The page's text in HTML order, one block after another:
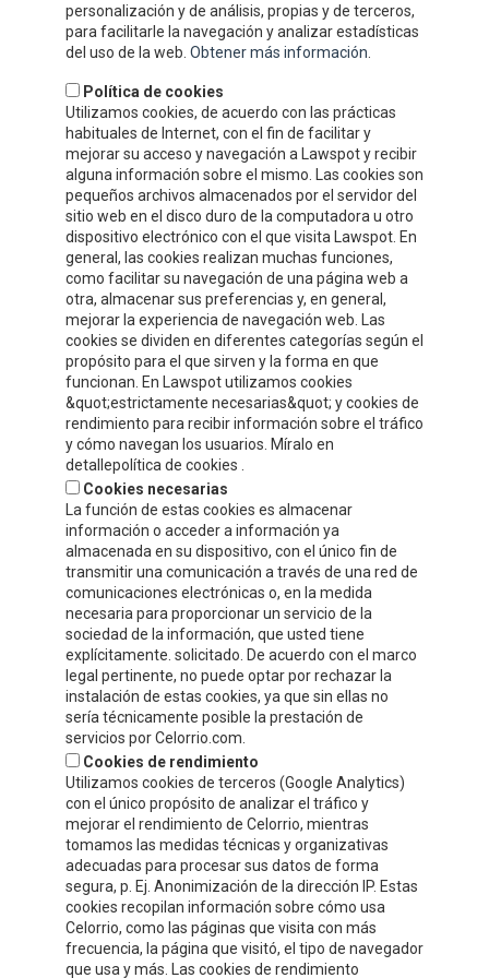
personalización y de análisis, propias y de terceros,
para facilitarle la navegación y analizar estadísticas
del uso de la web. Obtener más información
Política de cookies
Utilizamos cookies, de acuerdo con las prácticas
habituales de Internet, con el fin de facilitar y
mejorar su acceso y navegación a Lawspot y recibir
alguna información sobre el mismo. Las cookies son
pequeños archivos almacenados por el servidor del
sitio web en el disco duro de la computadora u otro
dispositivo electrónico con el que visita Lawspot. En
general, las cookies realizan muchas funciones,
como facilitar su navegación de una página web a
otra, almacenar sus preferencias y, en general,
mejorar la experiencia de navegación web. Las
cookies se dividen en diferentes categorías según el
propósito para el que sirven y la forma en que
funcionan. En Lawspot utilizamos cookies
&quot;estrictamente necesarias&quot; y cookies de
rendimiento para recibir información sobre el tráfico
y cómo navegan los usuarios. Míralo en
detallepolítica de cookies .
Cookies necesarias
La función de estas cookies es almacenar
información o acceder a información ya
almacenada en su dispositivo, con el único fin de
transmitir una comunicación a través de una red de
comunicaciones electrónicas o, en la medida
necesaria para proporcionar un servicio de la
sociedad de la información, que usted tiene
explícitamente. solicitado. De acuerdo con el marco
legal pertinente, no puede optar por rechazar la
instalación de estas cookies, ya que sin ellas no
sería técnicamente posible la prestación de
servicios por Celorrio.com.
Cookies de rendimiento
Utilizamos cookies de terceros (Google Analytics)
con el único propósito de analizar el tráfico y
mejorar el rendimiento de Celorrio, mientras
tomamos las medidas técnicas y organizativas
adecuadas para procesar sus datos de forma
segura, p. Ej. Anonimización de la dirección IP. Estas
cookies recopilan información sobre cómo usa
Celorrio, como las páginas que visita con más
frecuencia, la página que visitó, el tipo de navegador
que usa y más. Las cookies de rendimiento
DÓNDE ESTAMOS
INFORMACIÓN DE CONTACTO
Compre y Compare S.A.U.
Polígono Tejerías Sur, Calle Torrecilla, 42
26500 - Calahorra (La Rioja)
+34 941 132 803
info@celorrio.com
ZONA PRIVADA
¡ESCRÍBENOS!
Aceptola política de protección de datos y privacidad
Autorizo el envío de información y promociones que puedan ser de